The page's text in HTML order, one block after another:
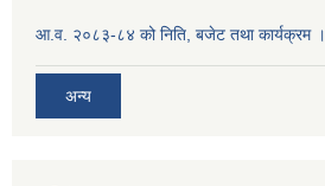
आ.व. २०८३-८४ को निति, बजेट तथा कार्यक्रम ।
अन्य